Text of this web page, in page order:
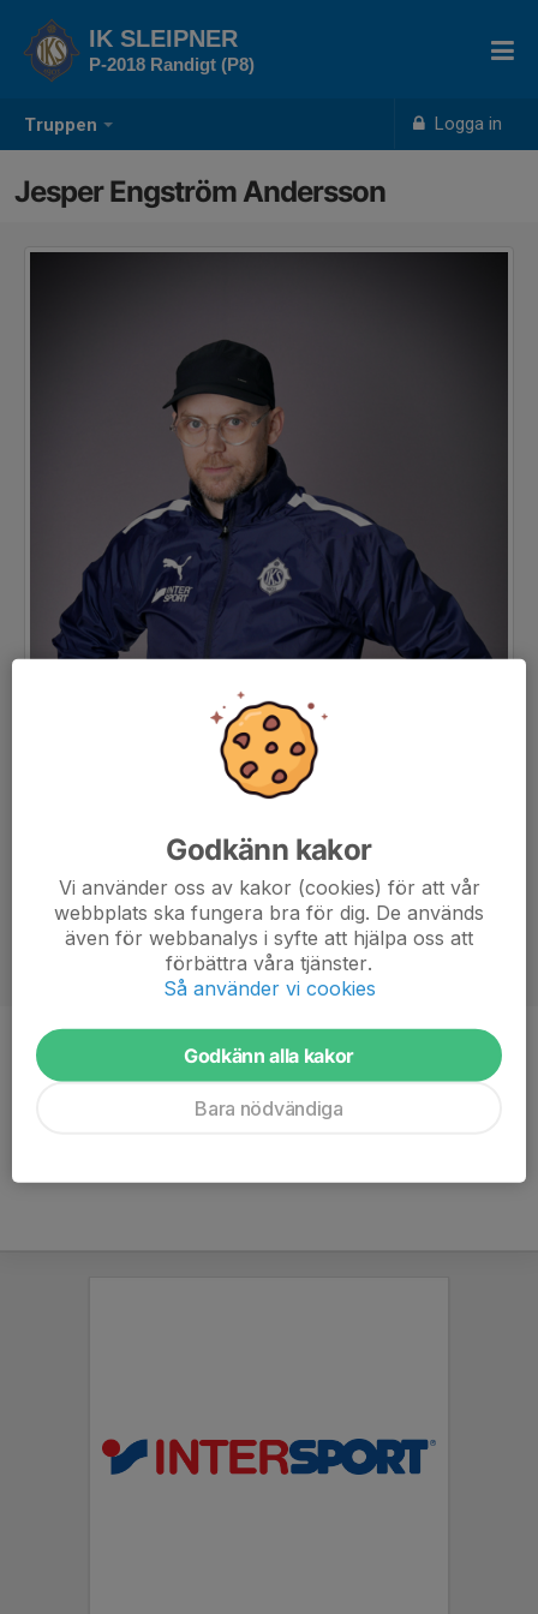
Truppen Logga in
IK SLEIPNER
P-2018 Randigt (P8)
Jesper Engström Andersson
Titel
Ledare
Godkänn kakor
Vi använder oss av kakor (cookies) för att vår
webbplats ska fungera bra för dig. De används
även för webbanalys i syfte att hjälpa oss att
förbättra våra tjänster.
Så använder vi cookies
Godkänn alla kakor
Bara nödvändiga